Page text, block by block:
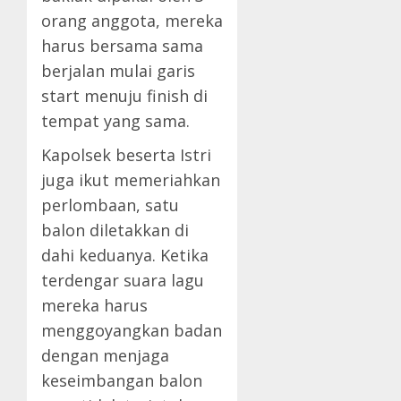
orang anggota, mereka
harus bersama sama
berjalan mulai garis
start menuju finish di
tempat yang sama.
Kapolsek beserta Istri
juga ikut memeriahkan
perlombaan, satu
balon diletakkan di
dahi keduanya. Ketika
terdengar suara lagu
mereka harus
menggoyangkan badan
dengan menjaga
keseimbangan balon